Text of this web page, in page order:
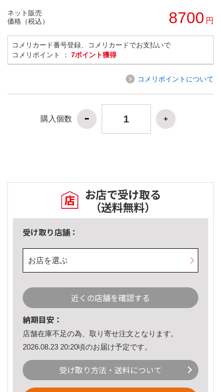
ネット販売
価格（税込）
8700 円
コメリカード番号登録、コメリカードでお支払いで
コメリポイント ： 7ポイント獲得
コメリポイントについて
購入個数
お店で受け取る
（送料無料）
受け取り店舗：
お店を選ぶ
近くの店舗を確認する
納期目安：
店舗在庫不足の為、取り寄せ注文となります。
2026.08.23 20:20頃のお届け予定です。
受け取り方法・送料について